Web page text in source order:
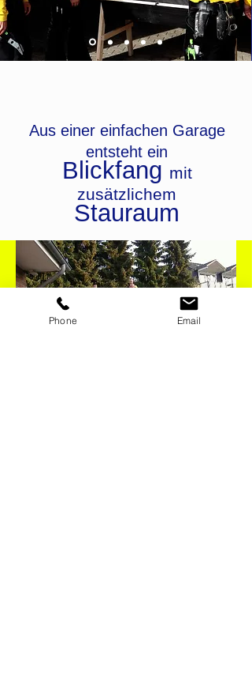
Aus einer einfachen Garage
entsteht ein
Blickfang mit
zusätzlichem
Stauraum
Phone Email